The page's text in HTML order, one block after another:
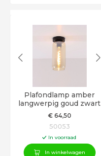
Plafondlamp amber
langwerpig goud zwart
€64,50
50053
In voorraad
In winkelwagen